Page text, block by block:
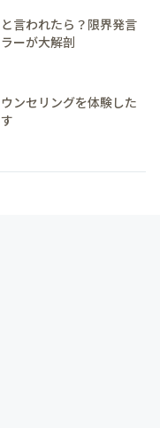
言われたら？限界発言
ーが大解剖
ンセリングを体験した